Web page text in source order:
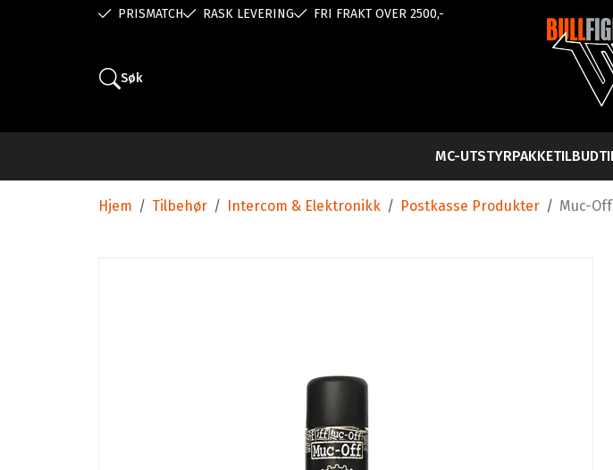
PRISMATCH RASK LEVERING FRI FRAKT OVER 2500,-
Søk
MC-UTSTYRPAKKETILBUD
/
Hjem /
Tilbehør /
Intercom & Elektronikk /
Postkasse Produkter Muc-